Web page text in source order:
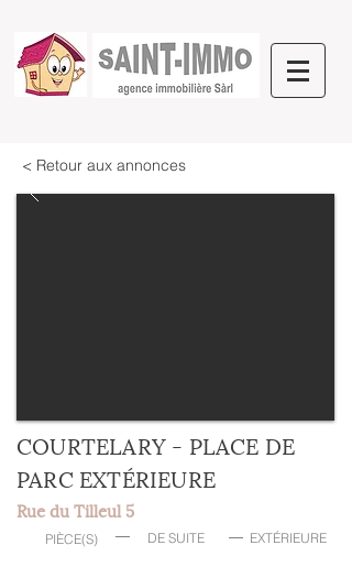
< Retour aux annonces
COURTELARY - PLACE DE
PARC EXTÉRIEURE
Rue du Tilleul 5
PIÈCE(S) DE SUITE EXTÉRIEURE